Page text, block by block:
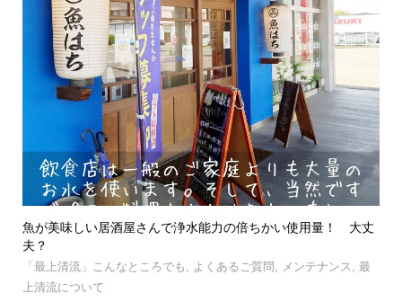
魚が美味しい居酒屋さんで浄水能力の倍ちかい使用量！ 大丈
夫？
「最上清流」こんなところでも よくあるご質問 メンテナンス
最
上清流について